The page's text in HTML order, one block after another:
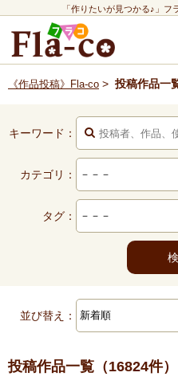
「作りたいが見つかる♪」
《作品投稿》Fla-co > 投稿作品一
キーワード：
カテゴリ：
タグ：
並び替え：
投稿作品一覧 （16824件）